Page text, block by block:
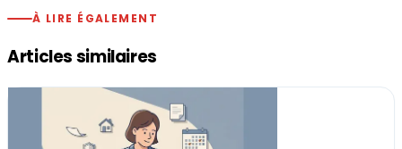
À LIRE ÉGALEMENT
Articles similaires